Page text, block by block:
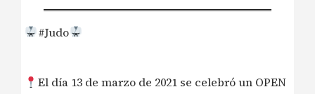
#Judo
El día 13 de marzo de 2021 se celebró un OPEN